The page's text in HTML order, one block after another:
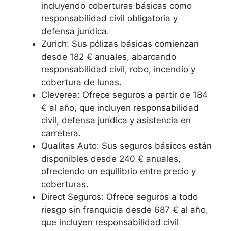
incluyendo coberturas básicas como
responsabilidad civil obligatoria y
defensa jurídica.
Zurich: Sus pólizas básicas comienzan
desde 182 € anuales, abarcando
responsabilidad civil, robo, incendio y
cobertura de lunas.
Cleverea: Ofrece seguros a partir de 184
€ al año, que incluyen responsabilidad
civil, defensa jurídica y asistencia en
carretera.
Qualitas Auto: Sus seguros básicos están
disponibles desde 240 € anuales,
ofreciendo un equilibrio entre precio y
coberturas.
Direct Seguros: Ofrece seguros a todo
riesgo sin franquicia desde 687 € al año,
que incluyen responsabilidad civil